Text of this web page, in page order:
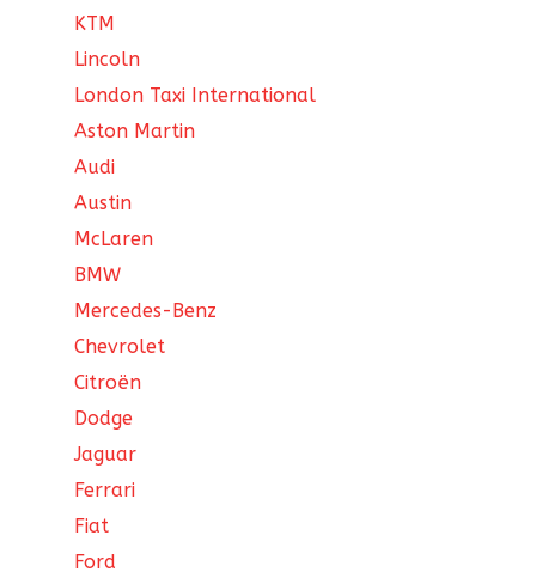
KTM
Lincoln
London Taxi International
Aston Martin
Audi
Austin
McLaren
BMW
Mercedes-Benz
Chevrolet
Citroën
Dodge
Jaguar
Ferrari
Fiat
Ford